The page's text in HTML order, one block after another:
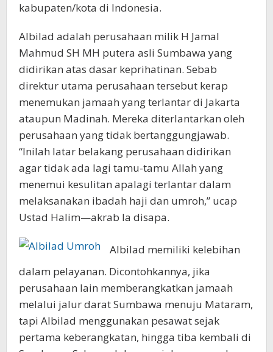
kabupaten/kota di Indonesia.
Albilad adalah perusahaan milik H Jamal
Mahmud SH MH putera asli Sumbawa yang
didirikan atas dasar keprihatinan. Sebab
direktur utama perusahaan tersebut kerap
menemukan jamaah yang terlantar di Jakarta
ataupun Madinah. Mereka diterlantarkan oleh
perusahaan yang tidak bertanggungjawab.
“Inilah latar belakang perusahaan didirikan
agar tidak ada lagi tamu-tamu Allah yang
menemui kesulitan apalagi terlantar dalam
melaksanakan ibadah haji dan umroh,” ucap
Ustad Halim—akrab Ia disapa.
Albilad memiliki kelebihan
dalam pelayanan. Dicontohkannya, jika
perusahaan lain memberangkatkan jamaah
melalui jalur darat Sumbawa menuju Mataram,
tapi Albilad menggunakan pesawat sejak
pertama keberangkatan, hingga tiba kembali di